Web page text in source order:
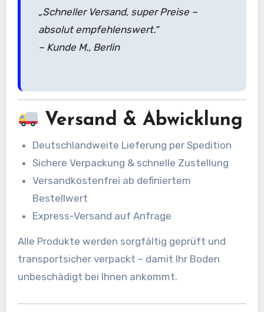
„Schneller Versand, super Preise –
absolut empfehlenswert.“
– Kunde M., Berlin
Versand & Abwicklung
Deutschlandweite Lieferung per Spedition
Sichere Verpackung & schnelle Zustellung
Versandkostenfrei ab definiertem
Bestellwert
Express-Versand auf Anfrage
Alle Produkte werden sorgfältig geprüft und
transportsicher verpackt – damit Ihr Boden
unbeschädigt bei Ihnen ankommt.